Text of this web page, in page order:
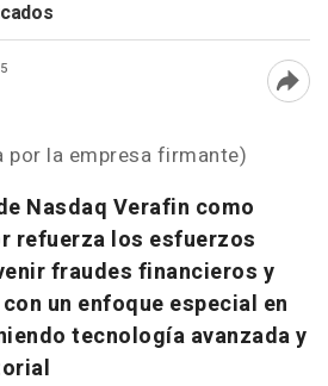
la empresa firmante)
Nasdaq Verafin como
refuerza los esfuerzos
fraudes financieros y
un enfoque especial en
tecnología avanzada y